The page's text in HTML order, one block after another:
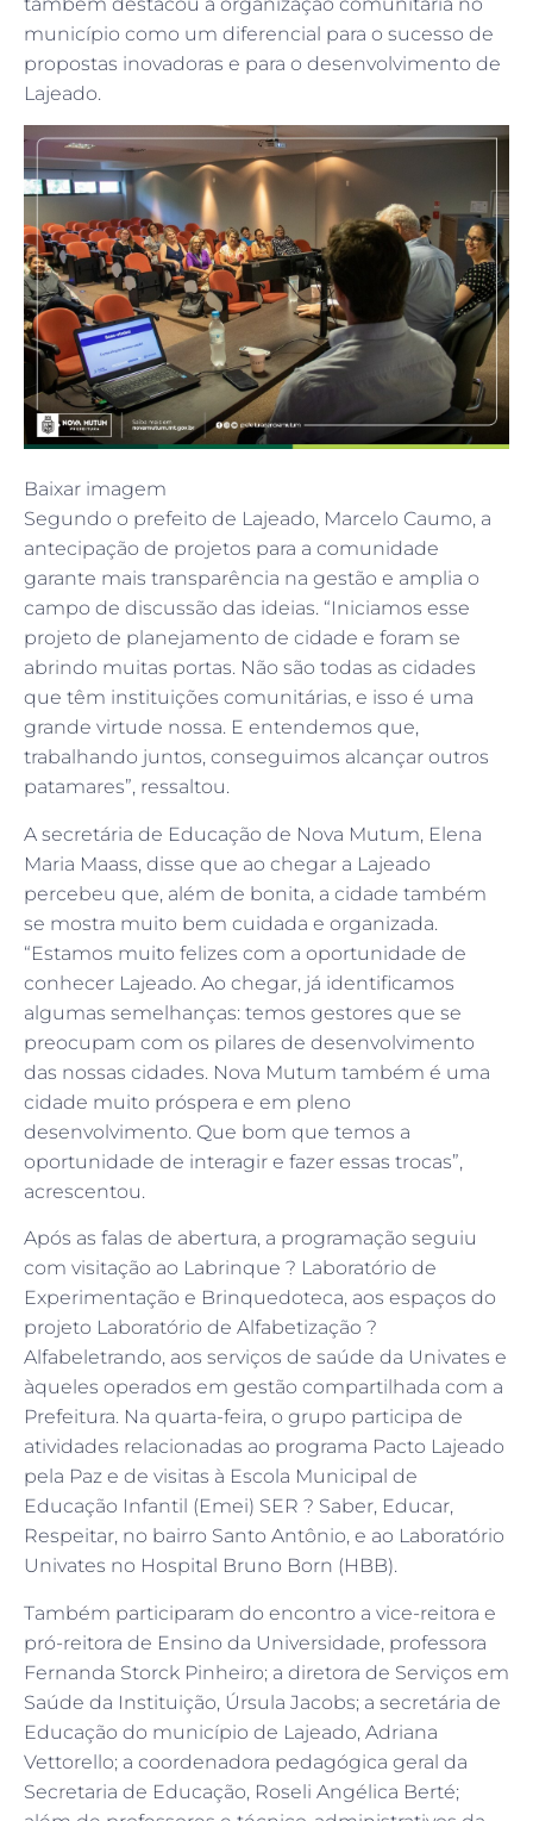
município como um diferencial para o sucesso de
propostas inovadoras e para o desenvolvimento de
Lajeado.
Baixar imagem
Segundo o prefeito de Lajeado, Marcelo Caumo, a
antecipação de projetos para a comunidade
garante mais transparência na gestão e amplia o
campo de discussão das ideias. “Iniciamos esse
projeto de planejamento de cidade e foram se
abrindo muitas portas. Não são todas as cidades
que têm instituições comunitárias, e isso é uma
grande virtude nossa. E entendemos que,
trabalhando juntos, conseguimos alcançar outros
patamares”, ressaltou.
A secretária de Educação de Nova Mutum, Elena
Maria Maass, disse que ao chegar a Lajeado
percebeu que, além de bonita, a cidade também
se mostra muito bem cuidada e organizada.
“Estamos muito felizes com a oportunidade de
conhecer Lajeado. Ao chegar, já identificamos
algumas semelhanças: temos gestores que se
preocupam com os pilares de desenvolvimento
das nossas cidades. Nova Mutum também é uma
cidade muito próspera e em pleno
desenvolvimento. Que bom que temos a
oportunidade de interagir e fazer essas trocas”,
acrescentou.
Após as falas de abertura, a programação seguiu
com visitação ao Labrinque ? Laboratório de
Experimentação e Brinquedoteca, aos espaços do
projeto Laboratório de Alfabetização ?
Alfabeletrando, aos serviços de saúde da Univates e
àqueles operados em gestão compartilhada com a
Prefeitura. Na quarta-feira, o grupo participa de
atividades relacionadas ao programa Pacto Lajeado
pela Paz e de visitas à Escola Municipal de
Educação Infantil (Emei) SER ? Saber, Educar,
Respeitar, no bairro Santo Antônio, e ao Laboratório
Univates no Hospital Bruno Born (HBB).
Também participaram do encontro a vice-reitora e
pró-reitora de Ensino da Universidade, professora
Fernanda Storck Pinheiro; a diretora de Serviços em
Saúde da Instituição, Úrsula Jacobs; a secretária de
Educação do município de Lajeado, Adriana
Vettorello; a coordenadora pedagógica geral da
Secretaria de Educação, Roseli Angélica Berté;